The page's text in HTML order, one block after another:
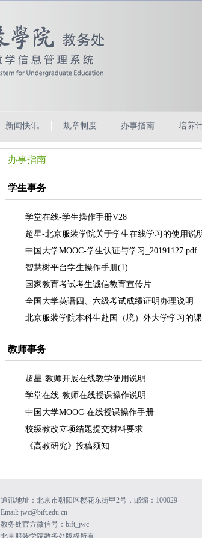
新闻快讯 规章制度 办事指南 培养
办事指南
学生事务
学堂在线-学生操作手册V28
超星-北京服装学院关于学生在线学习的使用说
中国大学MOOC-学生认证与学习_20191127.pdf
智慧树平台学生操作手册(1)
国家教育考试考生诚信教育宣传片
全国大学英语四、六级考试成绩证明办理说明
北京服装学院本科生赴国（境）外大学学习的
教师事务
超星-教师开展在线教学使用说明
学堂在线-教师在线授课操作说明
中国大学MOOC-在线授课操作手册
校级教改立项结题提交材料要求
《高教研究》投稿须知
通讯地址：北京市朝阳区樱花东街甲2号，邮编：100029
Email: jwc@bift.edu.cn
教务处官方微信号：bift_jwc
北京服装学院教务处版权所有